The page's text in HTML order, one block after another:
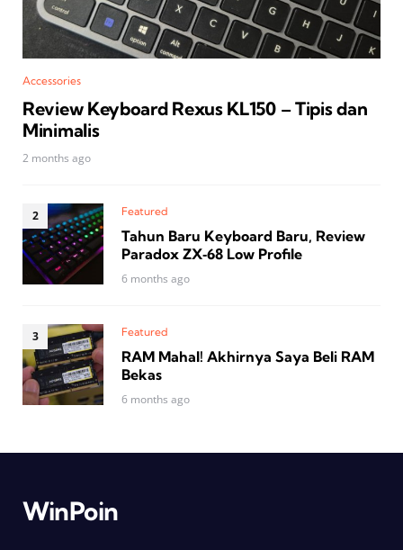
Accessories
Review Keyboard Rexus KL150 – Tipis dan
Minimalis
2 months ago
Featured
Tahun Baru Keyboard Baru, Review
Paradox ZX‑68 Low Profile
6 months ago
Featured
RAM Mahal! Akhirnya Saya Beli RAM
Bekas
6 months ago
WinPoin